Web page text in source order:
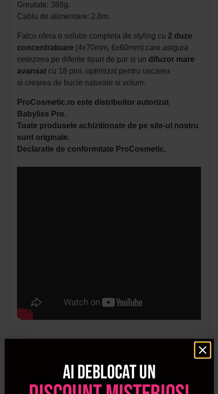
Greutate: 388g.
Cablu de alimentare: 2.8m.
Falco ofera o solutie completa de styling cu 2 duze
concentratoare (4x70mm, 6x60mm) care asigura
netezirea pe diferite tipuri de par si un difuzor mare
avansat cu 18 pini, optimizat pentru uscarea
si crearea de bucle naturale si volum.
ProCosmetic.ro este distribuitor autorizat
Babyliss Pro.
Toate produsele achizitionate de pe site-ul nostru
sunt originale.
Declaratie de conformitate ProCosmetic.
SKU BAB8550BE
Ai deblocat un